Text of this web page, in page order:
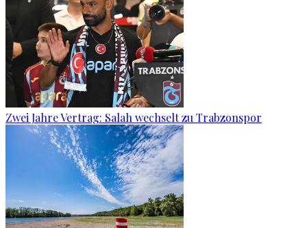
Zwei Jahre Vertrag: Salah wechselt zu Trabzonspor